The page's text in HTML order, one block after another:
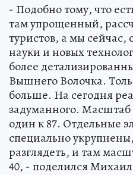
- Подобно тому, что
там упрощенный,
туристов, а мы сейчас,
науки и новых
более
Вышнего Волочка.
больше. На сегодня
задуманного. Масштаб
один к 87. Отдельные
специально
разглядеть, и там
40, - поделился